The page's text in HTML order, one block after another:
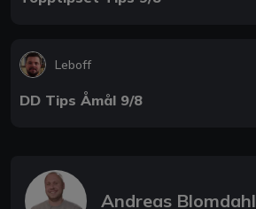
Leboff
DD Tips Åmål 9/8
Andreas Blomdahl